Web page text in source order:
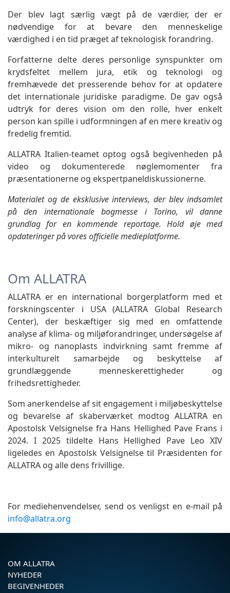
Der blev lagt særlig vægt på de værdier, der er
nødvendige for at bevare den menneskelige
værdighed i en tid præget af teknologisk forandring.
Forfatterne delte deres personlige synspunkter om
krydsfeltet mellem jura, etik og teknologi og
fremhævede det presserende behov for at opdatere
det internationale juridiske paradigme. De gav også
udtryk for deres vision om den rolle, hver enkelt
person kan spille i udformningen af en mere kreativ og
fredelig fremtid.
ALLATRA Italien-teamet optog også begivenheden på
video og dokumenterede nøglemomenter fra
præsentationerne og ekspertpaneldiskussionerne.
Materialet og de eksklusive interviews, der blev indsamlet
på den internationale bogmesse i Torino, vil danne
grundlag for en kommende reportage. Hold øje med
opdateringer på vores officielle medieplatforme.
Om ALLATRA
ALLATRA er en international borgerplatform med et
forskningscenter i USA (ALLATRA Global Research
Center), der beskæftiger sig med en omfattende
analyse af klima- og miljøforandringer, undersøgelse af
mikro- og nanoplasts indvirkning samt fremme af
interkulturelt samarbejde og beskyttelse af
grundlæggende menneskerettigheder og
frihedsrettigheder.
Som anerkendelse af sit engagement i miljøbeskyttelse
og bevarelse af skaberværket modtog ALLATRA en
Apostolsk Velsignelse fra Hans Hellighed Pave Frans i
2024. I 2025 tildelte Hans Hellighed Pave Leo XIV
ligeledes en Apostolsk Velsignelse til Præsidenten for
ALLATRA og alle dens frivillige.
For mediehenvendelser, send os venligst en e-mail på
info@allatra.org
OM ALLATRA
NYHEDER
BEGIVENHEDER